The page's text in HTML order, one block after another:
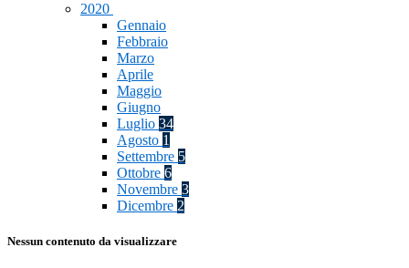
2020
Gennaio
Febbraio
Marzo
Aprile
Maggio
Giugno
Luglio 34
Agosto 1
Settembre 5
Ottobre 6
Novembre 3
Dicembre 2
Nessun contenuto da visualizzare